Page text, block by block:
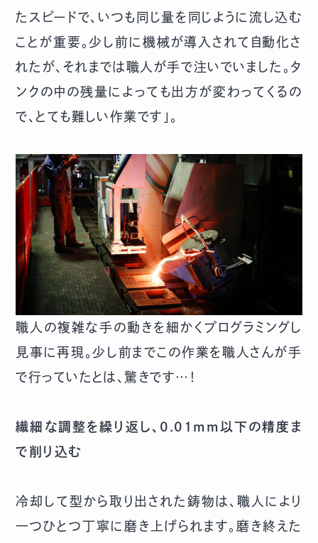
たスピードで、いつも同じ量を同じように流し込む
ことが重要。少し前に機械が導入されて自動化さ
れたが、それまでは職人が手で注いでいました。タ
ンクの中の残量によっても出方が変わってくるの
で、とても難しい作業です」。
職人の複雑な手の動きを細かくプログラミングし
見事に再現。少し前までこの作業を職人さんが手
で行っていたとは、驚きです…！
繊細な調整を繰り返し、0.01mm以下の精度ま
で削り込む
冷却して型から取り出された鋳物は、職人により
一つひとつ丁寧に磨き上げられます。磨き終えた